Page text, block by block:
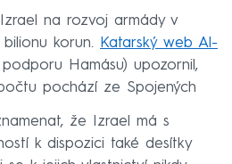
na rozvoj armády v
korun. Katarský web Al-
Hamásu) upozornil,
pochází ze Spojených
že Izrael má s
k dispozici také desítky